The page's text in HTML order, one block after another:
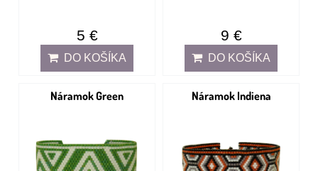
5 €
DO KOŠÍKA
9 €
DO KOŠÍKA
Náramok Green Náramok Indiena